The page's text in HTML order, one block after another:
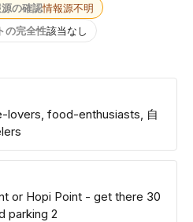
の確認情報源不明
の完全性該当なし
lovers, food-enthusiasts, 自
or Hopi Point - get there 30
parking 2